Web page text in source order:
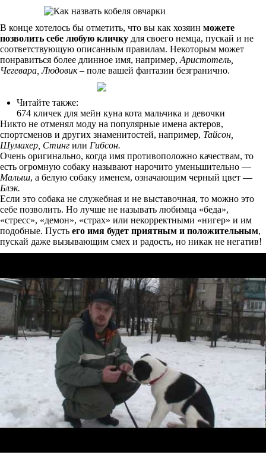
В конце хотелось бы отметить, что вы как хозяин можете
позволить себе любую кличку для своего немца, пускай и не
соответствующую описанным правилам. Некоторым может
понравиться более длинное имя, например, Аристотель,
Чегевара, Людовик– поле вашей фантазии безгранично.
Читайте также:
674 кличек для мейн куна кота мальчика и девочки
Никто не отменял моду на популярные имена актеров,
спортсменов и других знаменитостей, например, Тайсон,
Шумахер, Стинг или Гибсон.
Очень оригинально, когда имя противоположно качествам, то
есть огромную собаку называют нарочито уменьшительно —
Малыш, а белую собаку именем, означающим черный цвет —
Блэк.
Если это собака не служебная и не выставочная, то можно это
себе позволить. Но лучше не называть любимца «беда»,
«стресс», «демон», «страх» или некорректными «нигер» и им
подобные. Пусть его имя будет приятным и положительным,
пускай даже вызывающим смех и радость, но никак не негатив!